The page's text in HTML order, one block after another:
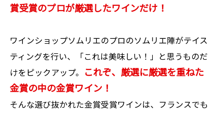
賞受賞のプロが厳選したワインだけ！
ワインショップソムリエのプロのソムリエ陣がテイス
ティングを行い、「これは美味しい！」と思うものだ
けをピックアップ。 これぞ、厳選に厳選を重ねた
金賞の中の金賞ワイン！
そんな選び抜かれた金賞受賞ワインは、フランスでも